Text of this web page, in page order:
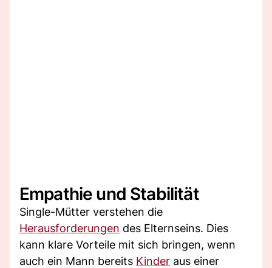
Empathie und Stabilität
Single-Mütter verstehen die
Herausforderungen des Elternseins. Dies
kann klare Vorteile mit sich bringen, wenn
auch ein Mann bereits Kinder aus einer